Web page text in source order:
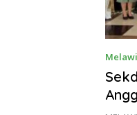
Melawi